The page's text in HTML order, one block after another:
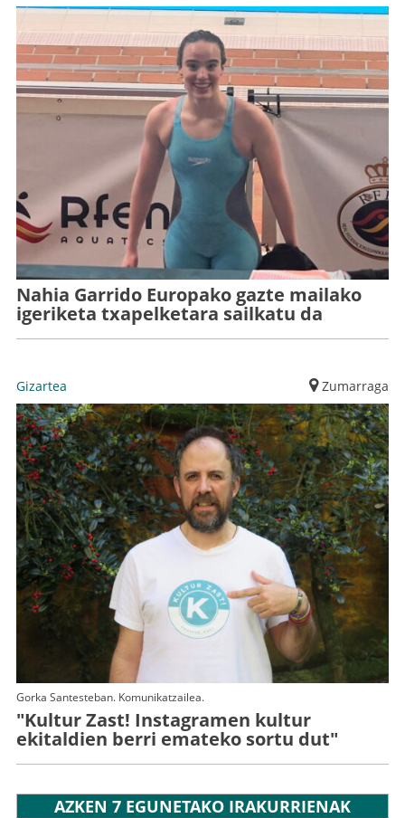
Nahia Garrido Europako gazte mailako
igeriketa txapelketara sailkatu da
Gizartea Zumarraga
Gorka Santesteban. Komunikatzailea.
"Kultur Zast! Instagramen kultur
ekitaldien berri emateko sortu dut"
AZKEN 7 EGUNETAKO IRAKURRIENAK